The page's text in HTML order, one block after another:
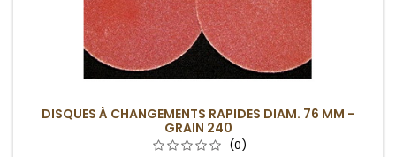
DISQUES À CHANGEMENTS RAPIDES DIAM. 76 MM -
GRAIN 240
(0)